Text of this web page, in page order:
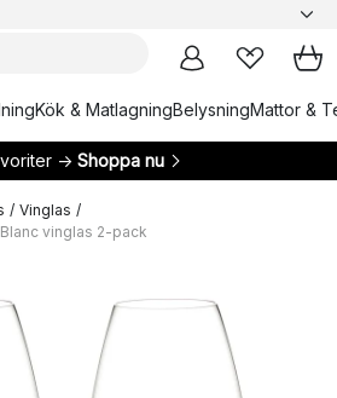
Kök & MatlagningBelysningMattor &
→ Shoppa nu
/ Vinglas /
vinglas 2-pack